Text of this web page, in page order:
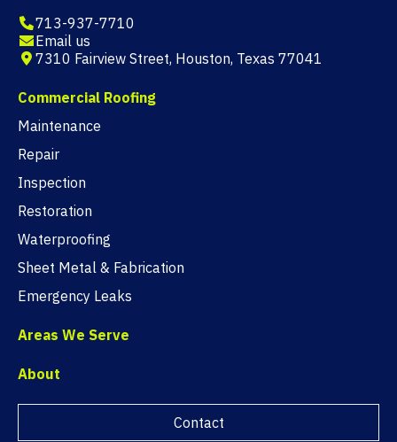
713-937-7710
Email us
7310 Fairview Street, Houston, Texas 77041
Commercial Roofing
Maintenance
Repair
Inspection
Restoration
Waterproofing
Sheet Metal & Fabrication
Emergency Leaks
Areas We Serve
About
Contact